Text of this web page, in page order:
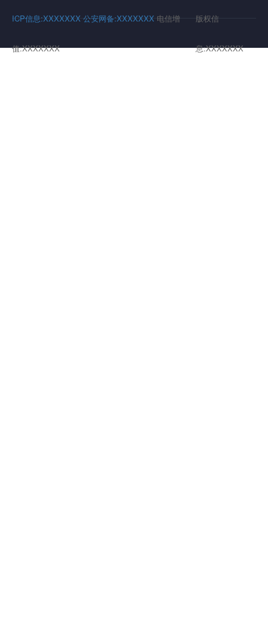
ICP信息:XXXXXXX 公安网备:XXXXXXX 电信增
值:XXXXXXX
版权信
息:XXXXXXX